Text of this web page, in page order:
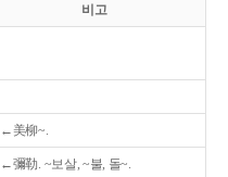
비고
←美柳~.
←彌勒. ~보살, ~불, 돌~.